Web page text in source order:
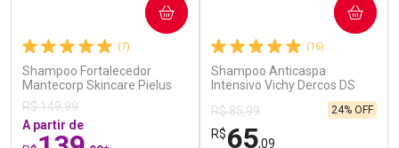
Comprar sem Desconto
Comprar sem Desconto
(7)
Shampoo Fortalecedor
Mantecorp Skincare Pielus
Forte 400ml
R$ 149,99
A partir de
COMPRAR
(16)
Shampoo Anticaspa
Intensivo Vichy Dercos DS
para Cabelos Secos 200g
Refil
R$ 85,99
R$65,09
24% OFF
COMPRAR